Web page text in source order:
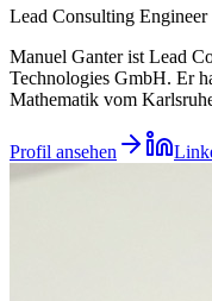
Lead Consulting Engineer
Manuel Ganter ist Lead
Technologies GmbH. Er
Mathematik vom
Profil ansehen